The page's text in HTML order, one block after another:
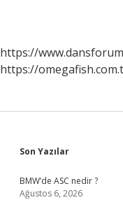
https://
https://
Sidebar
Son Yazılar
BMW’de ASC nedir ?
Ağustos 6, 2026